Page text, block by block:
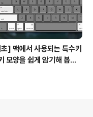
] 맥에서 사용되는 특수키
모양을 쉽게 암기해 봅시